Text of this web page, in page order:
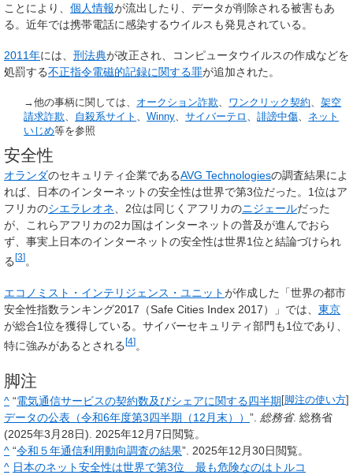
ことにより、 個人情報が流出したり、データが削除される被害もあ
る。近年では携帯電話に感染するウイルスも発見されている。
2011年には、 刑法典が改正され、コンピュータウイルスの作成などを
処罰する不正指令電磁的記録に関する罪が追加された。
→他の事柄に関しては、 オークション詐欺、 ワンクリック契約、架空
請求詐欺、 自殺系サイト 、Winny、サイバーテロ 、誹謗中傷、 ネット
いじめ等を参照
安全性
オランダのセキュリティ企業であるAVG Technologiesの調査結果によ
れば、日本のインターネットの安全性は世界で第3位だった。1位はア
フリカのシエラレオネ、2位は同じくアフリカのニジェールだった
が、これらアフリカの2カ国はインターネットの普及が進んでおら
ず、事実上日本のインターネットの安全性は世界1位と結論づけられ
る [3] 。
エコノミスト・インテリジェンス・ユニットが作成した「世界の都市
安全性指数ランキング2017（Safe Cities Index 2017）」では、 東京
が総合1位を獲得している。サイバーセキュリティ部門も1位であり、
特に強みがあるとされる[4]
脚注
[脚注の使い方]
^ “電気通信サービスの契約数及びシェアに関する四半期
データの公表（令和6年度第3四半期（12月末）） ”. 総務省. 総務省
(2025年3月28日). 2025年12月7日閲覧。
^ “令和５年通信利用動向調査の結果”. 2025年12月30日閲覧。
^ 日本のネット安全性は世界で第3位 最も危険なのはトルコ